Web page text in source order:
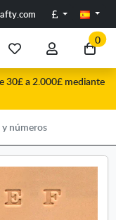
Libras
artículos
favoritos
cuenta
Ir
a
mi
0
30£ a 2.000£ mediante
números